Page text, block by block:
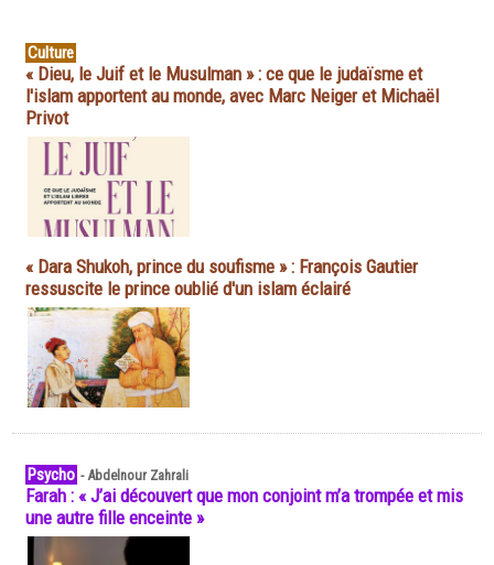
Culture
« Dieu, le Juif et le Musulman » : ce que le judaïsme et
l'islam apportent au monde, avec Marc Neiger et Michaël
Privot
« Dara Shukoh, prince du soufisme » : François Gautier
ressuscite le prince oublié d'un islam éclairé
Psycho -Abdelnour Zahrali
Farah : « J’ai découvert que mon conjoint m’a trompée et mis
une autre fille enceinte »